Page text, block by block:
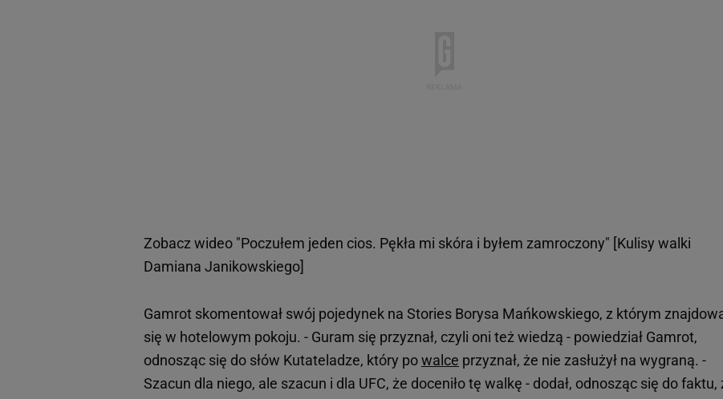
Zobacz wideo "Poczułem jeden cios. Pękła mi skóra i byłem zamroczony" [Kulisy walki
Damiana Janikowskiego]
Gamrot skomentował swój pojedynek na Stories Borysa Mańkowskiego, z którym
się w hotelowym pokoju. - Guram się przyznał, czyli oni też wiedzą - powiedział Gamrot,
odnosząc się do słów Kutateladze, który powalce przyznał, że nie zasłużył na wygraną. -
Szacun dla niego, ale szacun i dla UFC, że doceniło tę walkę - dodał, odnosząc się do faktu,